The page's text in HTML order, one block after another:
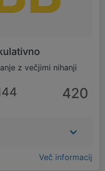
z večjimi nihanji
420
Več informacij